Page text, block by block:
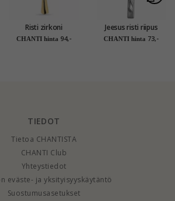
Risti zirkoni
kaulaketju kullattua
CHANTI hinta 94,-
Jeesus risti riipus
hopeaa - Amoré
CHANTI hinta 73,-
TIEDOT
Tietoa CHANTISTA
CHANTI Club
Yhteystiedot
eväste- ja yksityisyyskäytäntö
Suostumusasetukset